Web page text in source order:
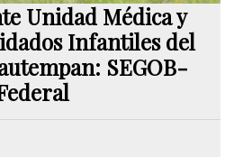
Unidad Médica y
Infantiles del
SEGOB-